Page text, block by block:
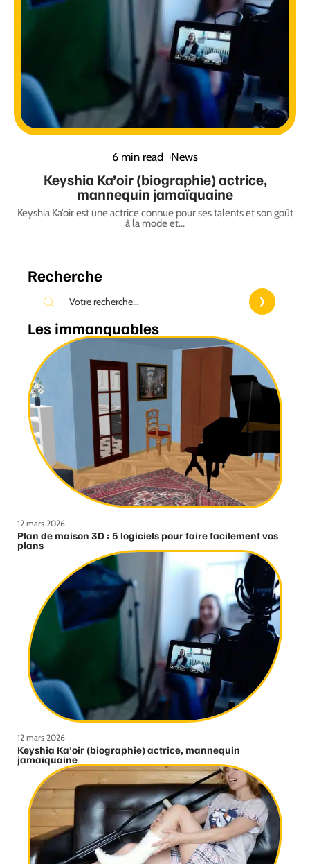
6 min read News
Keyshia Ka’oir (biographie) actrice,
mannequin jamaïquaine
Keyshia Ka’oir est une actrice connue pour ses talents et son goût
à la mode et…
Recherche
Les immanquables
12 mars 2026
Plan de maison 3D : 5 logiciels pour faire facilement vos
plans
12 mars 2026
Keyshia Ka’oir (biographie) actrice, mannequin
jamaïquaine